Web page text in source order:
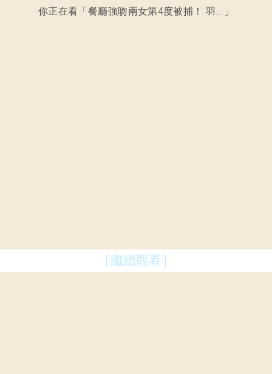
你正在看「 餐廳強吻兩女第4度被捕！ 羽賀研二19年劣跡死性不改 」
[ 繼續觀看 ]